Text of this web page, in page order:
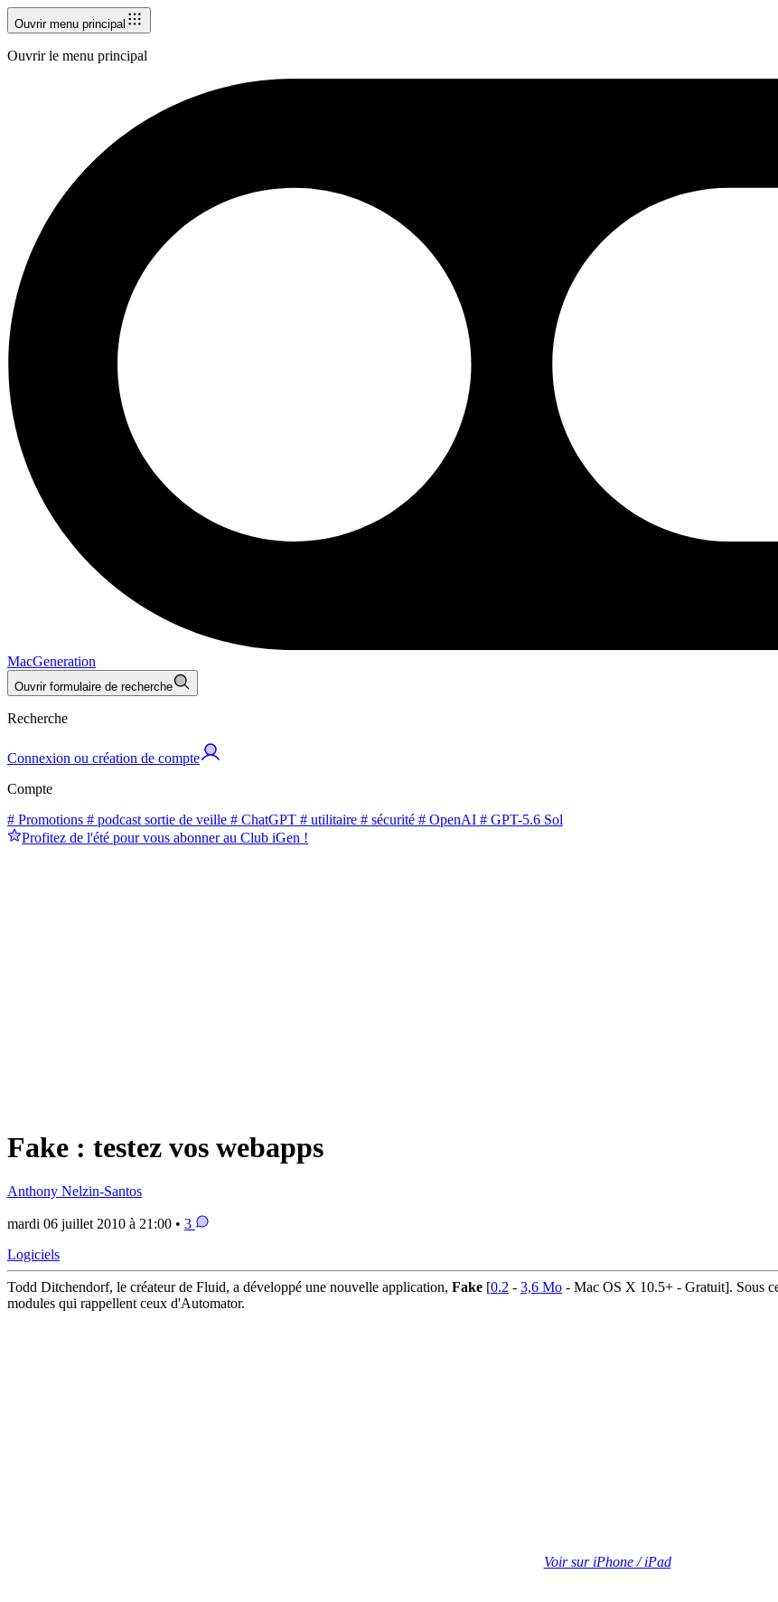
Ouvrir menu principal
Ouvrir le menu principal
MacGeneration
Ouvrir formulaire de recherche
Recherche
Connexion ou création de compte
Compte
# Promotions # podcast sortie de veille # ChatGPT # utilitaire # sécurité # OpenAI # GPT-5.6 Sol
Profitez de l'été pour vous abonner au Club iGen !
Fake : testez vos webapps
Anthony Nelzin-Santos
mardi 06 juillet 2010 à 21:00 • 3
Logiciels
Todd Ditchendorf, le créateur de Fluid, a développé une nouvelle application, Fake [0.2 - 3,6 Mo - Mac OS X 10.5+ - Gratuit]. Sous
modules qui rappellent ceux d'Automator.
Voir sur iPhone / iPad